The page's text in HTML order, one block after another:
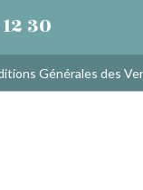
30
Générales des